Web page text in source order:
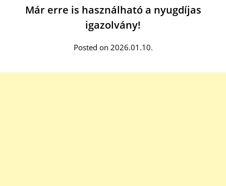
Már erre is használható a nyugdíjas
igazolvány!
Posted on 2026.01.10.